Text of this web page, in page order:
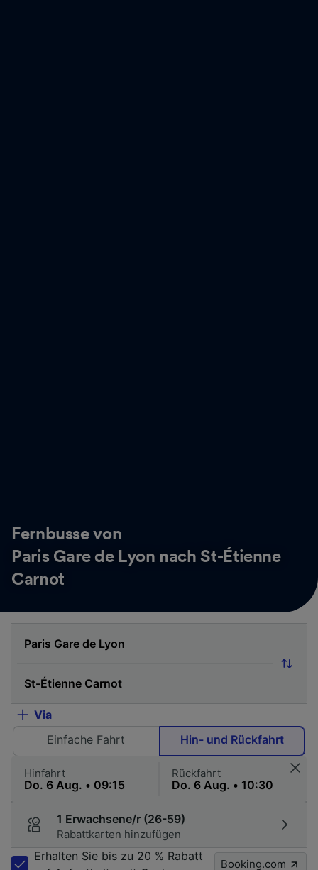
Fernbusse von
Paris Gare de Lyon nach St-Étienne
Carnot
Via
Einfache Fahrt
Hin- und Rückfahrt
Hinfahrt Rückfahrt
1 Erwachsene/r (26-59)
Rabattkarten hinzufügen
Erhalten Sie bis zu 20 % Rabatt
Booking.com